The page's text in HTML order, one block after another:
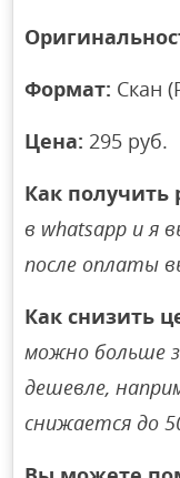
Формат: Скан
Цена: 295 руб.
Как получить
в whatsapp и я
после оплаты
Как снизить
можно больше
дешевле,
снижается до